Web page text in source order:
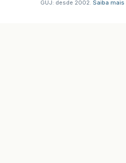
GUJ: desde 2002. Saiba mais